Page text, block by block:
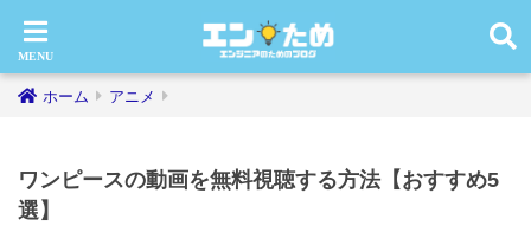
ホーム アニメ
ワンピースの動画を無料視聴する方法【おすすめ5
選】